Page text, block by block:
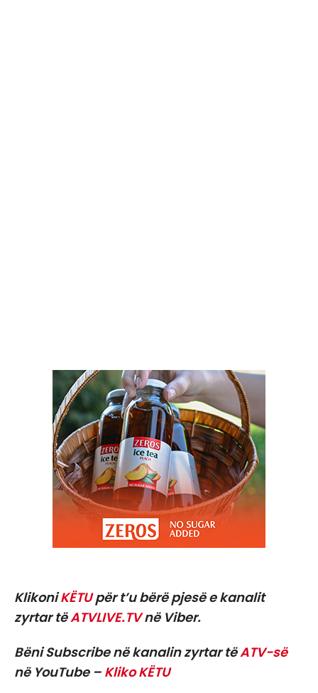
KlikoniKËTUpër t’u bërë pjesë e kanalit
zyrtar tëATVLIVE.TVnë Viber.
Bëni Subscribe në kanalin zyrtar tëATV-së
në YouTube – Kliko KËTU